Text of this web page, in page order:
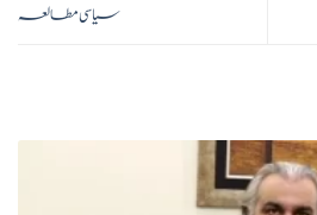
سیاسی مطالعہ